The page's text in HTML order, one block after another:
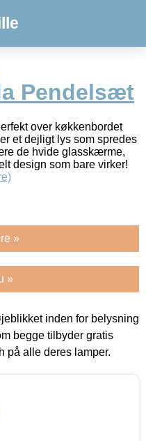
Pendelsæt
over køkkenbordet
et dejligt lys som spredes
de hvide glasskærme,
design som bare virker!
»
»
inden for belysning
begge tilbyder gratis
på alle deres lamper.